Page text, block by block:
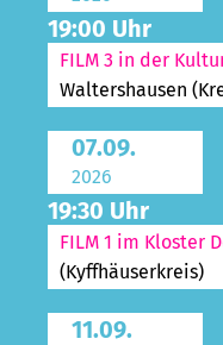
19:00 Uhr
FILM 3 in der
Waltershausen
07.09.
2026
19:30 Uhr
FILM 1 im Kloster
(Kyffhäuserkreis)
11.09.